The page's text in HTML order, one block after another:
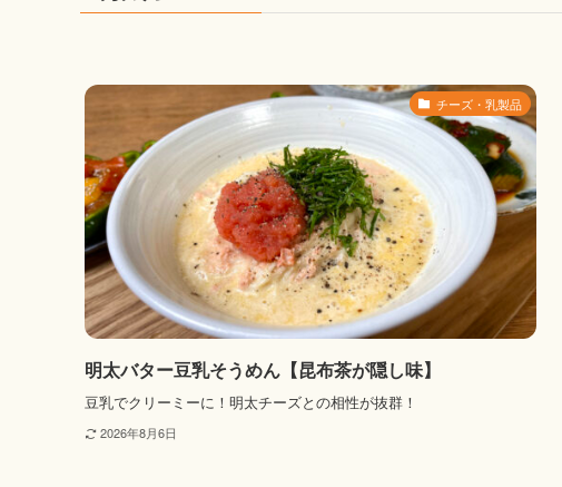
チーズ・乳製品
明太バター豆乳そうめん【昆布茶が隠し味】
豆乳でクリーミーに！明太チーズとの相性が抜群！
2026年8月6日